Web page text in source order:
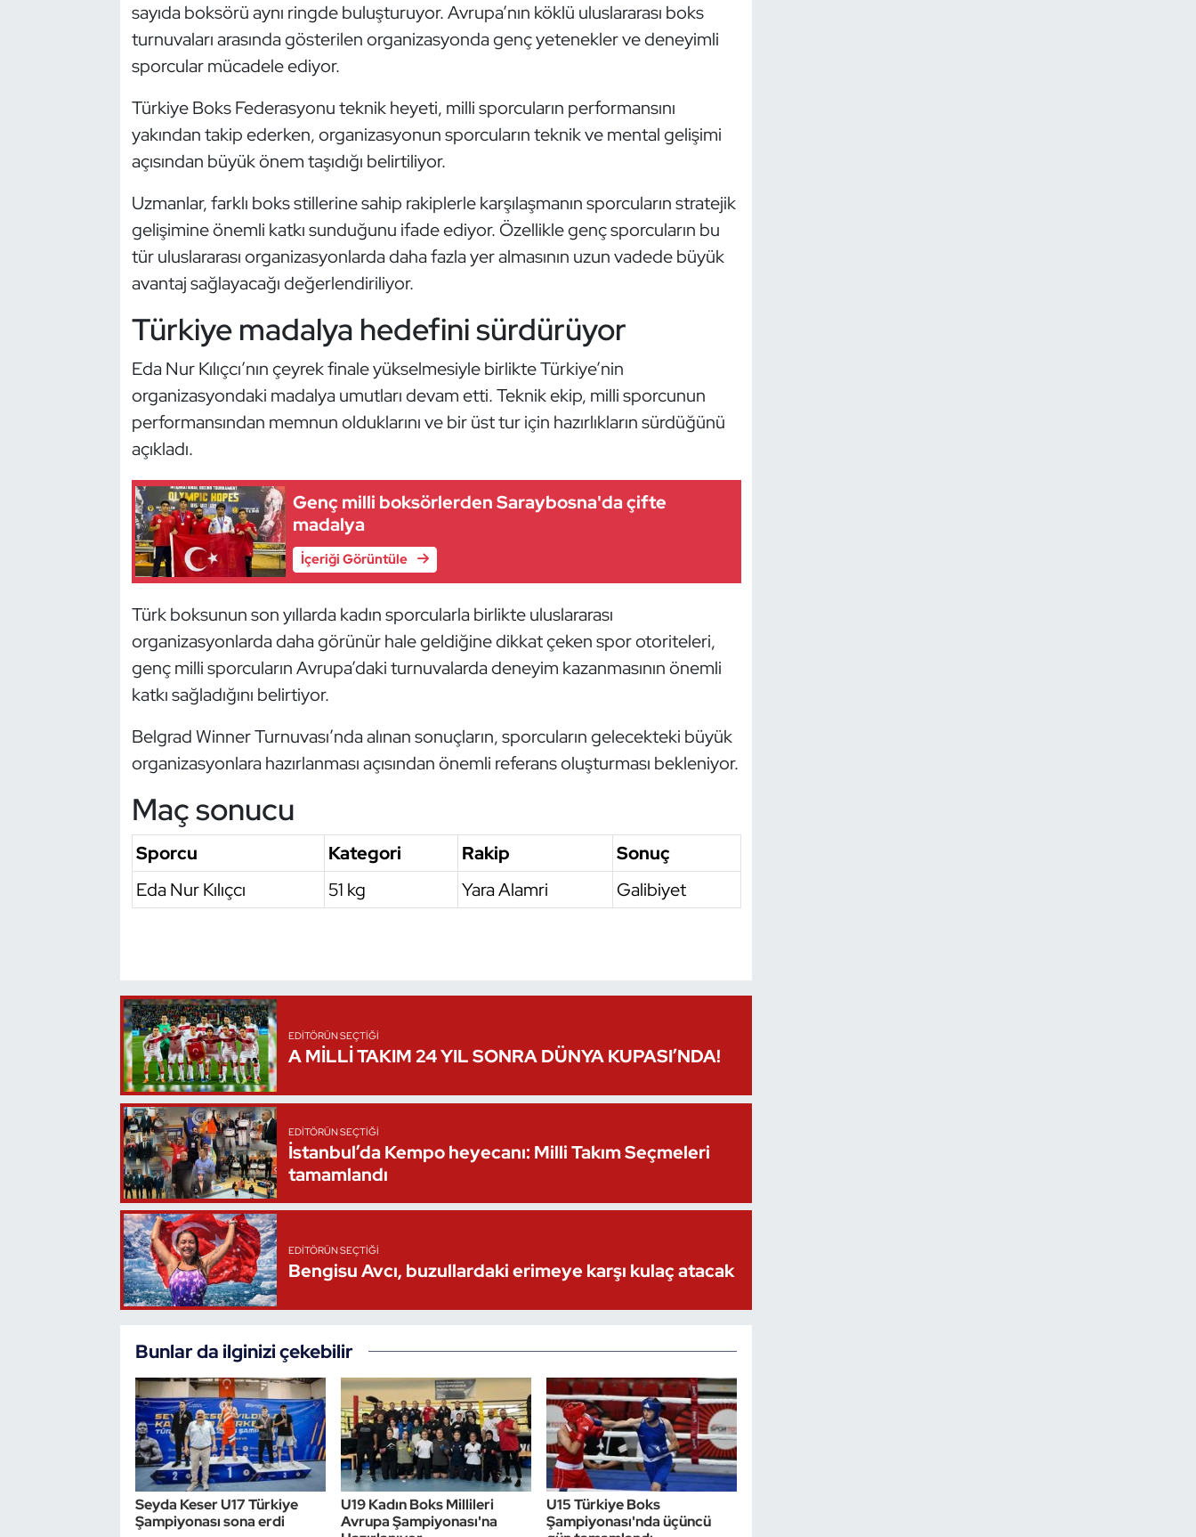
sayıda boksörü aynı ringde buluşturuyor. Avrupa’nın köklü uluslararası boks
turnuvaları arasında gösterilen organizasyonda genç yetenekler ve deneyimli
sporcular mücadele ediyor.
Türkiye Boks Federasyonu teknik heyeti, milli sporcuların performansını
yakından takip ederken, organizasyonun sporcuların teknik ve mental gelişimi
açısından büyük önem taşıdığı belirtiliyor.
Uzmanlar, farklı boks stillerine sahip rakiplerle karşılaşmanın sporcuların stratejik
gelişimine önemli katkı sunduğunu ifade ediyor. Özellikle genç sporcuların bu
tür uluslararası organizasyonlarda daha fazla yer almasının uzun vadede büyük
avantaj sağlayacağı değerlendiriliyor.
Türkiye madalya hedefini sürdürüyor
Eda Nur Kılıçcı’nın çeyrek finale yükselmesiyle birlikte Türkiye’nin
organizasyondaki madalya umutları devam etti. Teknik ekip, milli sporcunun
performansından memnun olduklarını ve bir üst tur için hazırlıkların sürdüğünü
açıkladı.
Genç milli boksörlerden Saraybosna'da çifte
madalya
İçeriği Görüntüle
Türk boksunun son yıllarda kadın sporcularla birlikte uluslararası
organizasyonlarda daha görünür hale geldiğine dikkat çeken spor otoriteleri,
genç milli sporcuların Avrupa’daki turnuvalarda deneyim kazanmasının önemli
katkı sağladığını belirtiyor.
Belgrad Winner Turnuvası’nda alınan sonuçların, sporcuların gelecekteki büyük
organizasyonlara hazırlanması açısından önemli referans oluşturması bekleniyor.
Maç sonucu
Sporcu Kategori Rakip
Sonuç
Eda Nur Kılıçcı
51 kg Yara Alamri Galibiyet
EDITÖRÜN SEÇTIĞI
A MİLLİ TAKIM 24 YIL SONRA DÜNYA KUPASI’NDA!
EDITÖRÜN SEÇTIĞI
İstanbul’da Kempo heyecanı: Milli Takım Seçmeleri
tamamlandı
EDITÖRÜN SEÇTIĞI
Bengisu Avcı, buzullardaki erimeye karşı kulaç atacak
Bunlar da ilginizi çekebilir
Seyda Keser U17 Türkiye
Şampiyonası sona erdi
U19 Kadın Boks Millileri
Avrupa Şampiyonası'na
U15 Türkiye Boks
Şampiyonası'nda üçüncü
Modern Pentatlon
Oryantiring
Özel Sporcular
Sualtı Sporları
Vücut Geliştirme Fitness
Wushu Kungfu